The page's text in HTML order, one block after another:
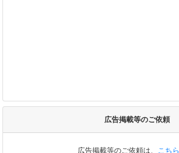
広告掲載等のご依頼
広告掲載等のご依頼は、 こちら